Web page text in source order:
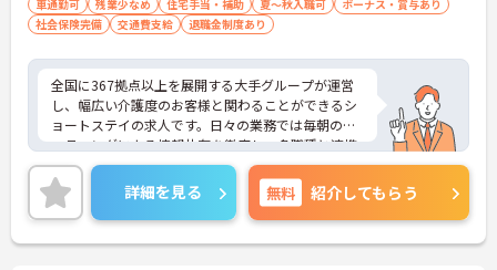
車通勤可 残業少なめ 住宅手当・補助 夏～秋入職可
ボーナス・賞与あり
社会保険完備
交通費支給 退職金制度あり
全国に367拠点以上を展開する大手グループが運営
し、幅広い介護度のお客様と関わることができるシ
ョートステイの求人です。日々の業務では毎朝のミ
ーティングによる情報共有を徹底し、多職種と連携
しながらお客様一人ひとりの生活を支える体制を整
えています。入社後はOJT制度による先輩スタッフ
の丁寧な指導や定期的な面談があり、資格取得支援
制度も完備しているため、着実にスキルを磨ける環
境です。待遇面では、月給に加えて年2回の賞与や実
詳細を見る 無料 紹介してもらう